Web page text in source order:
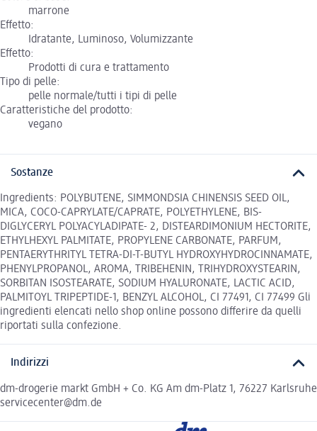
marrone
Effetto:
Idratante, Luminoso, Volumizzante
Effetto:
Prodotti di cura e trattamento
Tipo di pelle:
pelle normale/tutti i tipi di pelle
Caratteristiche del prodotto:
vegano
Sostanze
Ingredients: POLYBUTENE, SIMMONDSIA CHINENSIS SEED OIL,
MICA, COCO-CAPRYLATE/CAPRATE, POLYETHYLENE, BIS-
DIGLYCERYL POLYACYLADIPATE- 2, DISTEARDIMONIUM HECTORITE,
ETHYLHEXYL PALMITATE, PROPYLENE CARBONATE, PARFUM,
PENTAERYTHRITYL TETRA-DI-T-BUTYL HYDROXYHYDROCINNAMATE,
PHENYLPROPANOL, AROMA, TRIBEHENIN, TRIHYDROXYSTEARIN,
SORBITAN ISOSTEARATE, SODIUM HYALURONATE, LACTIC ACID,
PALMITOYL TRIPEPTIDE-1, BENZYL ALCOHOL, CI 77491, CI 77499 Gli
ingredienti elencati nello shop online possono differire da quelli
riportati sulla confezione.
Indirizzi
dm-drogerie markt GmbH + Co. KG Am dm-Platz 1, 76227 Karlsruhe
servicecenter@dm.de